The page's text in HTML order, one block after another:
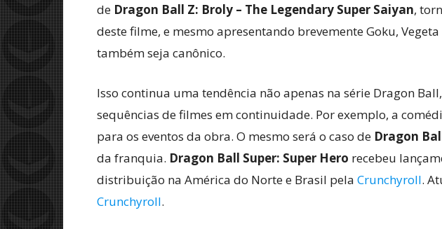
de Dragon Ball Z: Broly – The Legendary Super Saiyan,
deste filme, e mesmo apresentando brevemente Goku,
também seja canônico.
Isso continua uma tendência não apenas na série Dragon
sequências de filmes em continuidade. Por exemplo, a
para os eventos da obra. O mesmo será o caso de Dragon
da franquia. Dragon Ball Super: Super Hero recebeu
distribuição na América do Norte e Brasil pela Crunchyroll.
Crunchyroll.